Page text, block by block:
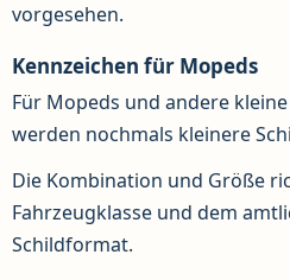
vorgesehen.
Kennzeichen für Mopeds
Für Mopeds und andere
werden nochmals kleinere
Die Kombination und Größe
Fahrzeugklasse und dem
Schildformat.